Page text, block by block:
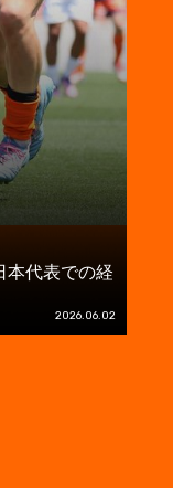
本代表での経
2026.06.02